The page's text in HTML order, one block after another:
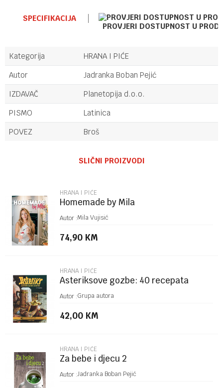
SPECIFIKACIJA
PROVJERI DOSTUPNOST U
Kategorija
HRANA I PIĆE
Autor
Jadranka Boban Pejić
IZDAVAČ
Planetopija d.o.o.
PISMO
Latinica
POVEZ
Broš
Poruka
POŠALJI
SLIČNI PROIZVODI
HRANA I PIĆE
Homemade by Mila
Autor :Mila Vujisić
74,90 KM
HRANA I PIĆE
Asteriksove gozbe: 40 recepata
Obelikosvim putovanji...
Autor :Grupa autora
42,00 KM
HRANA I PIĆE
Za bebe i djecu 2
Autor :Jadranka Boban Pejić